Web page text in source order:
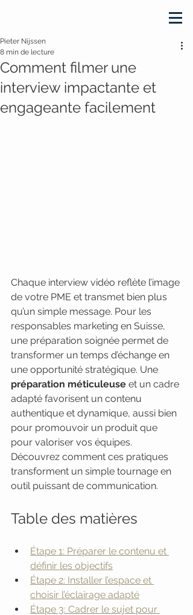
Comment filmer une
interview impactante et
engageante facilement
Pieter Nijssen
8 min de lecture
Chaque interview vidéo reflète l’image
de votre PME et transmet bien plus
qu’un simple message. Pour les
responsables marketing en Suisse,
une préparation soignée permet de
transformer un temps d’échange en
une opportunité stratégique. Une
préparation méticuleuse et un cadre
adapté favorisent un contenu
authentique et dynamique, aussi bien
pour promouvoir un produit que
pour valoriser vos équipes.
Découvrez comment ces pratiques
transforment un simple tournage en
outil puissant de communication.
Table des matières
Étape 1: Préparer le contenu et
définir les objectifs
Étape 2: Installer l’espace et
choisir l’éclairage adapté
Étape 3: Cadrer le sujet pour